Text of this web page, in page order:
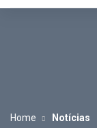
Home Notícias